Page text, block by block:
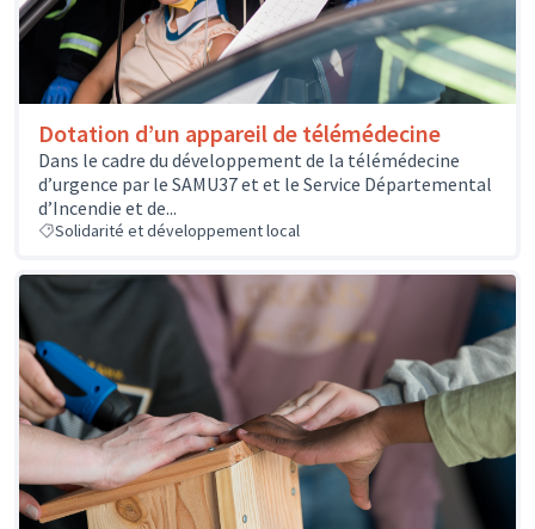
Dotation d’un appareil de télémédecine
Dans le cadre du développement de la télémédecine
d’urgence par le SAMU37 et et le Service Départemental
d’Incendie et de...
Solidarité et développement local